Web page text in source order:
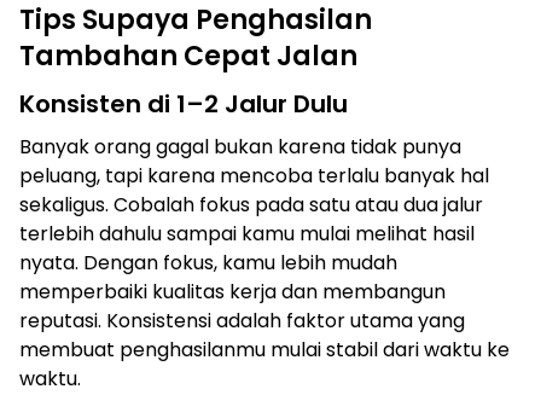
Tips Supaya Penghasilan
Tambahan Cepat Jalan
Konsisten di 1–2 Jalur Dulu
Banyak orang gagal bukan karena tidak punya
peluang, tapi karena mencoba terlalu banyak hal
sekaligus. Cobalah fokus pada satu atau dua jalur
terlebih dahulu sampai kamu mulai melihat hasil
nyata. Dengan fokus, kamu lebih mudah
memperbaiki kualitas kerja dan membangun
reputasi. Konsistensi adalah faktor utama yang
membuat penghasilanmu mulai stabil dari waktu ke
waktu.